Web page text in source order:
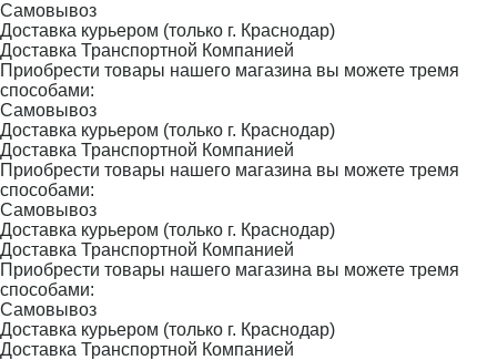
Самовывоз
Доставка курьером (только г. Краснодар)
Доставка Транспортной Компанией
Приобрести товары нашего магазина вы можете тремя
способами:
Самовывоз
Доставка курьером (только г. Краснодар)
Доставка Транспортной Компанией
Приобрести товары нашего магазина вы можете тремя
способами:
Самовывоз
Доставка курьером (только г. Краснодар)
Доставка Транспортной Компанией
Приобрести товары нашего магазина вы можете тремя
способами:
Самовывоз
Доставка курьером (только г. Краснодар)
Доставка Транспортной Компанией